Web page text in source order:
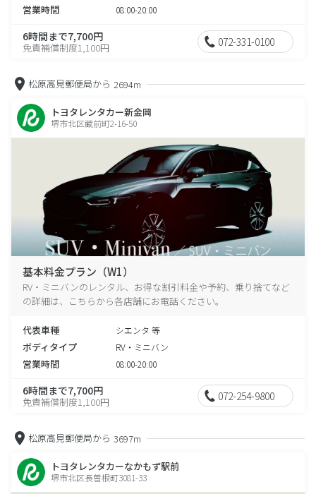
営業時間 08:00-20:00
6時間まで7,700円
免責補償制度1,100円 072-331-0100
松原高見郵便局から 2694m
トヨタレンタカー新金岡
堺市北区蔵前町2-16-50
基本料金プラン（W1）
RV・ミニバンのレンタル、お得な割引料金や予約、乗り捨てなど
の詳細は、こちらから各店舗にお電話ください。
代表車種 シエンタ 等
ボディタイプ RV・ミニバン
営業時間 08:00-20:00
6時間まで7,700円
免責補償制度1,100円 072-254-9800
松原高見郵便局から 3697m
トヨタレンタカーなかもず駅前
堺市北区長曽根町3081-33